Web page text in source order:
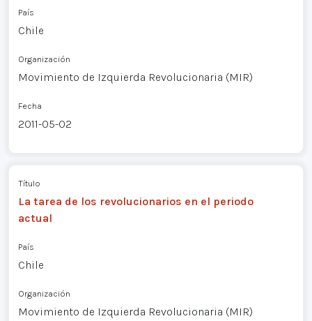
País
Chile
Organización
Movimiento de Izquierda Revolucionaria (MIR)
Fecha
2011-05-02
Título
La tarea de los revolucionarios en el periodo
actual
País
Chile
Organización
Movimiento de Izquierda Revolucionaria (MIR)